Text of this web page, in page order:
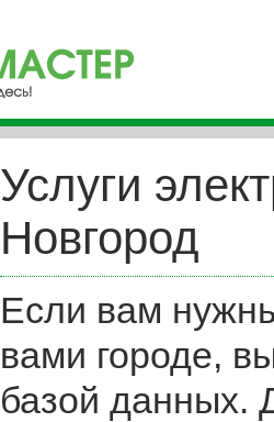
Услуги
Новгород
Если вам
вами городе,
базой данных.